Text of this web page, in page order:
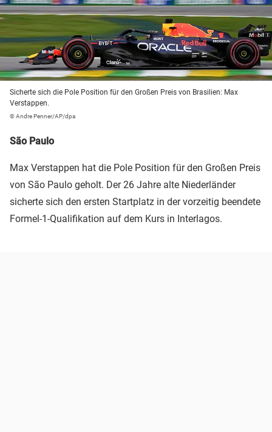
Sicherte sich die Pole Position für den Großen Preis von Brasilien: Max
Verstappen.
© Andre Penner/AP/dpa
São Paulo
Max Verstappen hat die Pole Position für den Großen Preis
von São Paulo geholt. Der 26 Jahre alte Niederländer
sicherte sich den ersten Startplatz in der vorzeitig beendete
Formel-1-Qualifikation auf dem Kurs in Interlagos.